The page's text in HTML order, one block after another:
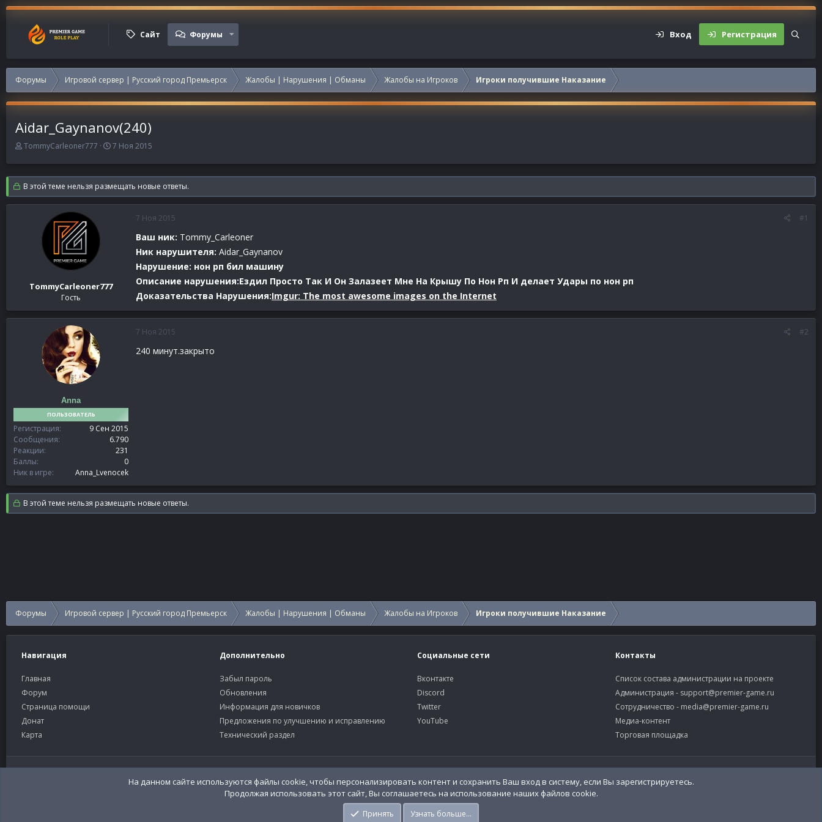
Сайт Форумы Вход Регистрация
Форумы Игровой сервер | Русский город Премьерск Жалобы | Нарушения | Обманы Жалобы на Игроков Игроки получившие Наказание
Aidar_Gaynanov(240)
А
т
о
р
т
TommyCarleoner777
Д
т
а
н
а
7 Ноя 2015
В этой теме нельзя размещать новые ответы.
TommyCarleoner777
Гость
7 Ноя 2015 #1
Ваш ник: Tommy_Carleoner
Ник нарушителя: Aidar_Gaynanov
Нарушение: нон рп бил машину
Описание нарушения:Ездил Просто Так И Он Залазеет Мне На Крышу По Нон Рп И делает Удары по нон рп
Доказательства Нарушения:Imgur: The most awesome images on the Internet
Anna
ПОЛЬЗОВАТЕЛЬ
Регистрация
9 Сен 2015
Сообщения
6.790
Реакции
231
Баллы
0
Ник в игре
Anna_Lvenocek
7 Ноя 2015 #2
240 минут.закрыто
В этой теме нельзя размещать новые ответы.
Форумы Игровой сервер | Русский город Премьерск Жалобы | Нарушения | Обманы Жалобы на Игроков Игроки получившие Наказание
Навигация
Главная
Форум
Страница помощи
Донат
Карта
Дополнительно
Забыл пароль
Обновления
Информация для новичков
Предложения по улучшению и исправлению
Технический раздел
Социальные сети
Вконтакте
Discord
Twitter
YouTube
Контакты
Список состава администрации на проекте
Администрация - support@premier-game.ru
Сотрудничество - media@premier-game.ru
Медиа-контент
Торговая площадка
Russian (RU) Условия и правила Политика конфиденциальности
На данном сайте используются файлы cookie, чтобы персонализировать контент и сохранить Ваш вход в систему, если Вы зарегистрируетесь.
Продолжая использовать этот сайт, Вы соглашаетесь на использование наших файлов cookie.
Принять Узнать больше…